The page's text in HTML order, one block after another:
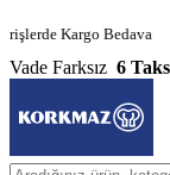
Kargo Bedava •
Vade Farksız 6